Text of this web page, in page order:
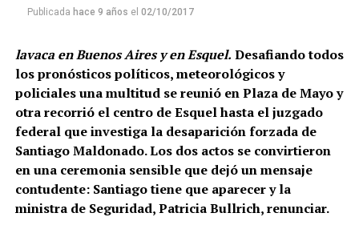
Publicada hace 9 años el 02/10/2017
lavaca en Buenos Aires y en Esquel. Desafiando todos
los pronósticos políticos, meteorológicos y
policiales una multitud se reunió en Plaza de Mayo y
otra recorrió el centro de Esquel hasta el juzgado
federal que investiga la desaparición forzada de
Santiago Maldonado. Los dos actos se convirtieron
en una ceremonia sensible que dejó un mensaje
contudente: Santiago tiene que aparecer y la
ministra de Seguridad, Patricia Bullrich, renunciar.